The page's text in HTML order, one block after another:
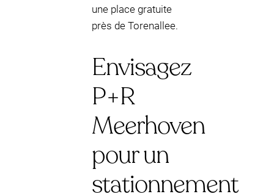
une place gratuite
près de Torenallee.
Envisagez
P+R
Meerhoven
pour un
stationnement